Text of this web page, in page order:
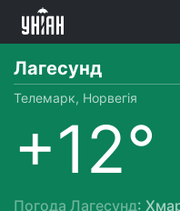
Лагесунд
Телемарк, Норвегія
+12°
Погода Лагесунд: